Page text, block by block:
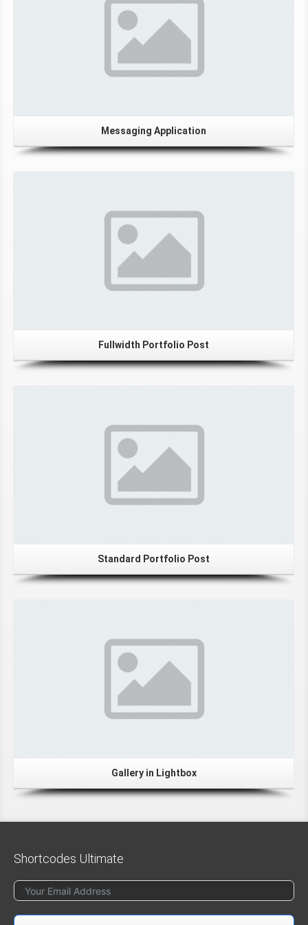
Messaging Application
Fullwidth Portfolio Post
Standard Portfolio Post
Gallery in Lightbox
Shortcodes Ultimate